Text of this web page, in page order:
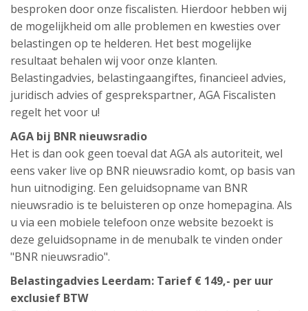
besproken door onze fiscalisten. Hierdoor hebben wij
de mogelijkheid om alle problemen en kwesties over
belastingen op te helderen. Het best mogelijke
resultaat behalen wij voor onze klanten.
Belastingadvies, belastingaangiftes, financieel advies,
juridisch advies of gesprekspartner, AGA Fiscalisten
regelt het voor u!
AGA bij BNR nieuwsradio
Het is dan ook geen toeval dat AGA als autoriteit, wel
eens vaker live op BNR nieuwsradio komt, op basis van
hun uitnodiging. Een geluidsopname van BNR
nieuwsradio is te beluisteren op onze homepagina. Als
u via een mobiele telefoon onze website bezoekt is
deze geluidsopname in de menubalk te vinden onder
"BNR nieuwsradio".
Belastingadvies Leerdam: Tarief € 149,- per uur
exclusief BTW